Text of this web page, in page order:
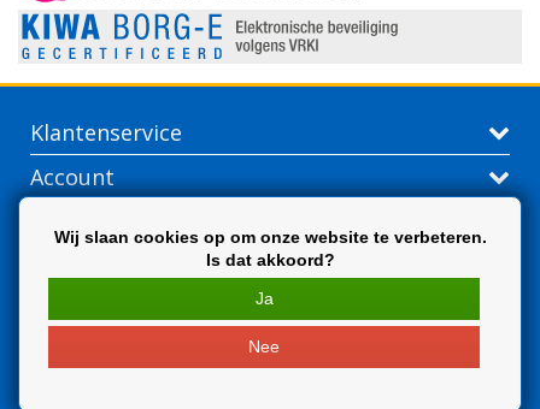
Klantenservice
Account
Wij slaan cookies op om onze website te verbeteren.
Is dat akkoord?
Ja
Nee